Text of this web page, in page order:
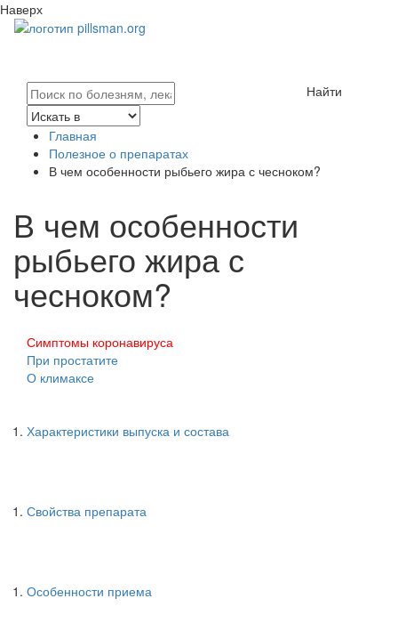
Наверх
Найти
Главная
Полезное о препаратах
В чем особенности рыбьего жира с чесноком?
В чем особенности
рыбьего жира с
чесноком?
Симптомы коронавируса
При простатите
О климаксе
Характеристики выпуска и состава
Свойства препарата
Особенности приема